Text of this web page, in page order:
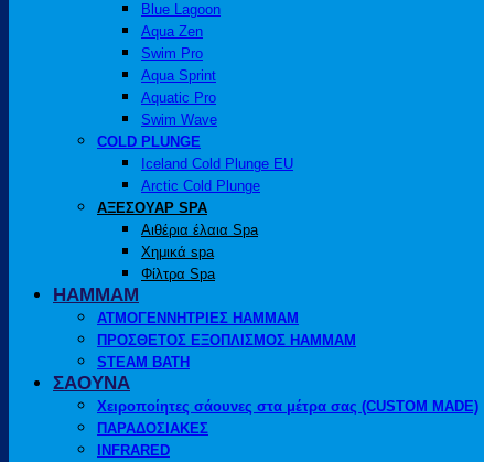
Blue Lagoon
Aqua Zen
Swim Pro
Aqua Sprint
Aquatic Pro
Swim Wave
COLD PLUNGE
Iceland Cold Plunge EU
Arctic Cold Plunge
ΑΞΕΣΟΥΑΡ SPA
Αιθέρια έλαια Spa
Χημικά spa
Φίλτρα Spa
HAMMAM
ΑΤΜΟΓΕΝΝΗΤΡΙΕΣ HAMMAM
ΠΡΟΣΘΕΤΟΣ ΕΞΟΠΛΙΣΜΟΣ HAMMAM
STEAM BATH
ΣΑΟΥΝΑ
Χειροποίητες σάουνες στα μέτρα σας (CUSTOM MADE)
ΠΑΡΑΔΟΣΙΑΚΕΣ
INFRARED